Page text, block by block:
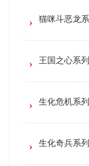
猫咪斗恶龙
王国之心系列
生化危机系列
生化奇兵系列